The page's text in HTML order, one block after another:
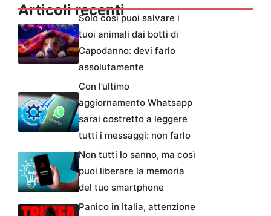
Articoli recentiSolo così puoi salvare i
tuoi animali dai botti di
Capodanno: devi farlo
assolutamente
Con l’ultimo
aggiornamento Whatsapp
sarai costretto a leggere
tutti i messaggi: non farlo
Non tutti lo sanno, ma così
puoi liberare la memoria
del tuo smartphone
Panico in Italia, attenzione